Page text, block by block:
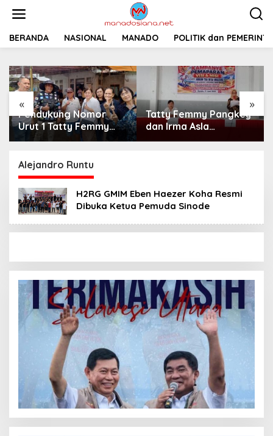
t
BERANDA NASIONAL MANADO POLITIK dan
« »
Pendukung Nomor
Urut 1 Tatty Femmy
Pangkey Berikan
Pemaparan Visi dan
Misi di Desa Waleure
Tatty Femmy Pangkey
dan Irma Asla
Paparkan Visi Misi
Alejandro Runtu
H2RG GMIM Eben Haezer Koha Resmi
Dibuka Ketua Pemuda Sinode